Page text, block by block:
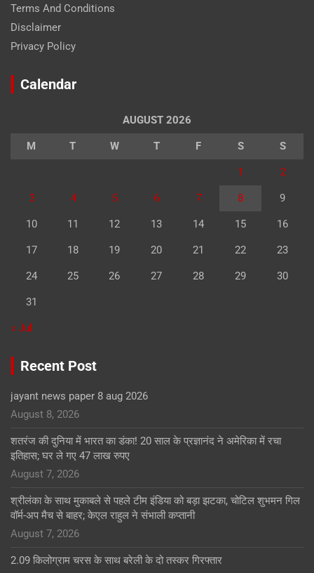
Terms And Conditions
Disclaimer
Privacy Policy
Calendar
AUGUST 2026
M T W T F S S
1 2
3 4 5 6 7 8 9
10 11 12 13 14 15 16
17 18 19 20 21 22 23
24 25 26 27 28 29 30
31
« Jul
Recent Post
jayant news paper 8 aug 2026
August 8, 2026
शतरंज की दुनिया में भारत का डंका! 20 साल के प्रज्ञानंद ने अमेरिका में रचा
इतिहास; घर ले गए 47 लाख रुपए
August 7, 2026
श्रीलंका के साथ मुकाबले से पहले टीम इंडिया को बड़ा झटका, चोटिल शुभमन गिल
वॉर्म-अप मैच से बाहर; केएल राहुल ने संभाली कप्तानी
August 7, 2026
2.09 किलोग्राम चरस के साथ बरेली के दो तस्कर गिरफ्तार